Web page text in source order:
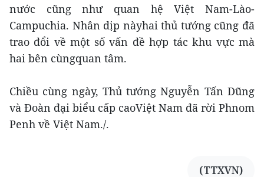
nước cũng như quan hệ Việt Nam-Lào-
Campuchia. Nhân dịp nàyhai thủ tướng cũng đã
trao đổi về một số vấn đề hợp tác khu vực mà
hai bên cùngquan tâm.
Chiều cùng ngày, Thủ tướng Nguyễn Tấn Dũng
và Đoàn đại biểu cấp caoViệt Nam đã rời Phnom
Penh về Việt Nam./.
(TTXVN)